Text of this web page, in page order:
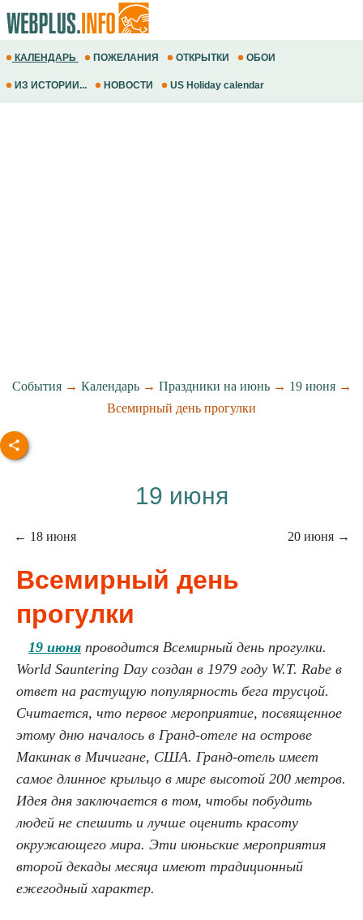
КАЛЕНДАРЬ ПОЖЕЛАНИЯ ОТКРЫТКИ ОБОИ
ИЗ ИСТОРИИ... НОВОСТИ US Holiday calendar
События→ Календарь→ Праздники на июнь→ 19 июня→
Всемирный день прогулки
19 июня
← 18 июня 20 июня →
Всемирный день
прогулки
19 июня проводится Всемирный день прогулки.
World Sauntering Day создан в 1979 году W.T. Rabe в
ответ на растущую популярность бега трусцой.
Считается, что первое мероприятие, посвященное
этому дню началось в Гранд-отеле на острове
Макинак в Мичигане, США. Гранд-отель имеет
самое длинное крыльцо в мире высотой 200 метров.
Идея дня заключается в том, чтобы побудить
людей не спешить и лучше оценить красоту
окружающего мира. Эти июньские мероприятия
второй декады месяца имеют традиционный
ежегодный характер.